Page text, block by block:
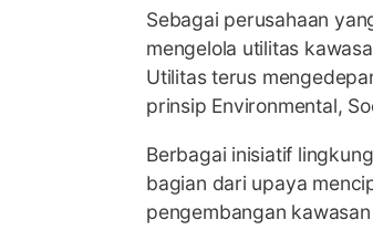
Sebagai perusahaan
mengelola utilitas
Utilitas terus
prinsip Environmental,
Berbagai inisiatif
bagian dari upaya
pengembangan